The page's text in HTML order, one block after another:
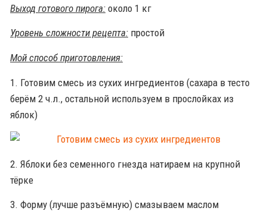
Выход готового пирога: около 1 кг
Уровень сложности рецепта: простой
Мой способ приготовления:
1. Готовим смесь из сухих ингредиентов (сахара в тесто
берём 2 ч.л., остальной используем в прослойках из
яблок)
2. Яблоки без семенного гнезда натираем на крупной
тёрке
3. Форму (лучше разъёмную) смазываем маслом